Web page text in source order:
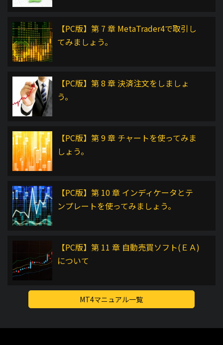
【PC版】第 7 章 MetaTrader4で取引し
てみましょう。
【PC版】第 8 章 決済注文をしましょ
う。
【PC版】第 9 章 チャートを使ってみま
しょう。
【PC版】第 10 章 インディケータとテ
ンプレートを使ってみましょう。
【PC版】第 11 章 自動売買ソフト(ＥＡ)
について
MT4マニュアル一覧